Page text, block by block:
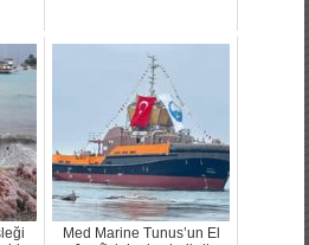
Med Marine Tunus’un El